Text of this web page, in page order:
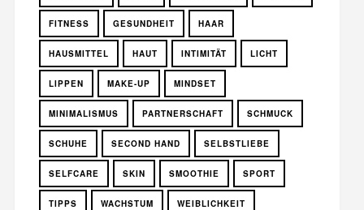
FITNESS GESUNDHEIT HAAR
HAUSMITTEL HAUT INTIMITÄT LICHT
LIPPEN MAKE-UP MINDSET
MINIMALISMUS PARTNERSCHAFT SCHMUCK
SCHUHE SECOND HAND SELBSTLIEBE
SELFCARE SKIN SMOOTHIE SPORT
TIPPS WACHSTUM WEIBLICHKEIT